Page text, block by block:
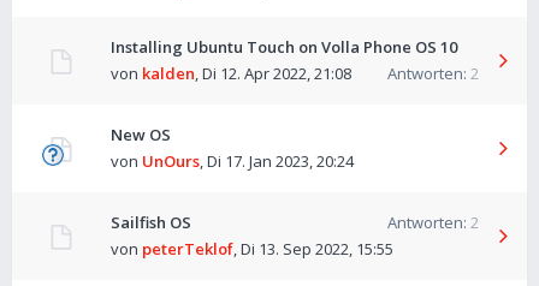
Installing Ubuntu Touch on Volla Phone OS 10
Antworten: 2
von kalden,Di 12. Apr 2022, 21:08
New OS
von UnOurs,Di 17. Jan 2023, 20:24
Sailfish OS Antworten: 2
von peterTeklof,Di 13. Sep 2022, 15:55